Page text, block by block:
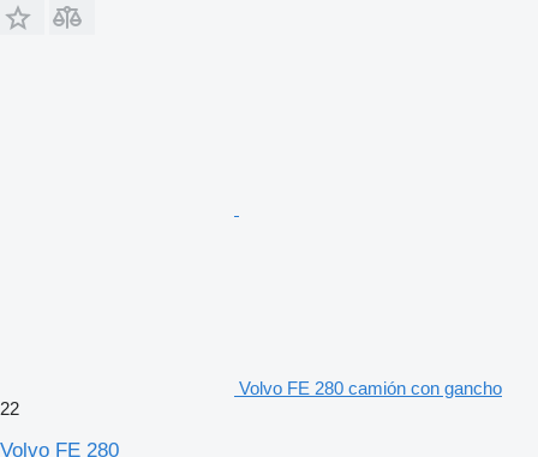
Volvo FE 280 camión con gancho
22
Volvo FE 280